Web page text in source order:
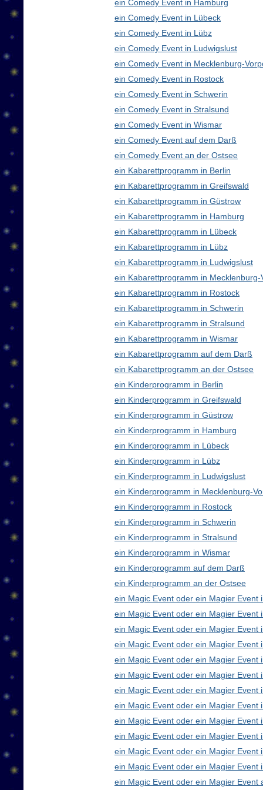
ein Comedy Event in Hamburg
ein Comedy Event in Lübeck
ein Comedy Event in Lübz
ein Comedy Event in Ludwigslust
ein Comedy Event in Mecklenburg-
ein Comedy Event in Rostock
ein Comedy Event in Schwerin
ein Comedy Event in Stralsund
ein Comedy Event in Wismar
ein Comedy Event auf dem Darß
ein Comedy Event an der Ostsee
ein Kabarettprogramm in Berlin
ein Kabarettprogramm in Greifswald
ein Kabarettprogramm in Güstrow
ein Kabarettprogramm in Hamburg
ein Kabarettprogramm in Lübeck
ein Kabarettprogramm in Lübz
ein Kabarettprogramm in Ludwigslust
ein Kabarettprogramm in
ein Kabarettprogramm in Rostock
ein Kabarettprogramm in Schwerin
ein Kabarettprogramm in Stralsund
ein Kabarettprogramm in Wismar
ein Kabarettprogramm auf dem Darß
ein Kabarettprogramm an der Ostsee
ein Kinderprogramm in Berlin
ein Kinderprogramm in Greifswald
ein Kinderprogramm in Güstrow
ein Kinderprogramm in Hamburg
ein Kinderprogramm in Lübeck
ein Kinderprogramm in Lübz
ein Kinderprogramm in Ludwigslust
ein Kinderprogramm in Mecklenburg-
ein Kinderprogramm in Rostock
ein Kinderprogramm in Schwerin
ein Kinderprogramm in Stralsund
ein Kinderprogramm in Wismar
ein Kinderprogramm auf dem Darß
ein Kinderprogramm an der Ostsee
ein Magic Event oder ein Magier Event
ein Magic Event oder ein Magier Event
ein Magic Event oder ein Magier Event
ein Magic Event oder ein Magier Event
ein Magic Event oder ein Magier Event
ein Magic Event oder ein Magier Event
ein Magic Event oder ein Magier Event
ein Magic Event oder ein Magier Event
ein Magic Event oder ein Magier Event
ein Magic Event oder ein Magier Event
ein Magic Event oder ein Magier Event
ein Magic Event oder ein Magier Event
ein Magic Event oder ein Magier Event